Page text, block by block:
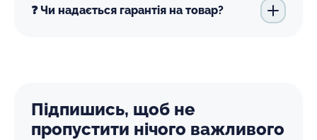
❓ Чи надається гарантія на товар?
Підпишись, щоб не
пропустити нічого важливого